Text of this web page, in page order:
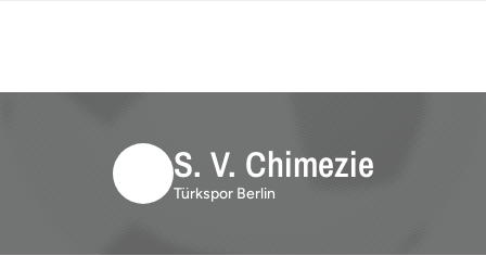
S. V. Chimezie
Türkspor Berlin